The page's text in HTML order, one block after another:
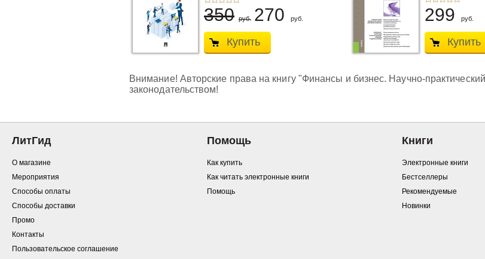
350 руб. 270 руб.
Купить
299 руб.
Купить
Внимание! Авторские права на книгу "Финансы и бизнес. Научно-
законодательством!
ЛитГид
О магазине
Мероприятия
Способы оплаты
Способы доставки
Промо
Контакты
Пользовательское соглашение
Помощь
Как купить
Как читать электронные книги
Помощь
Книги
Электронные книги
Бестселлеры
Рекомендуемые
Новинки